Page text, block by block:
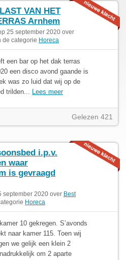
VAN HET
Arnhem
25 september 2020 over
de categorie Horeca
een bar op het dak terras
een disco avond gaande is
was zo luid dat wij op de
trilden... Lees meer
Gelezen 421
i.p.v.
waar
is gevraagd
september 2020 over Best
Horeca
10 gekregen. S’avonds
naar kamer 115. Toen wij
we gelijk een klein 2
om 2 aparte